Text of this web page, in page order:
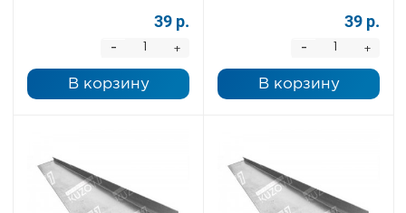
39 р.
+
-
В корзину
39 р.
+
-
В корзину